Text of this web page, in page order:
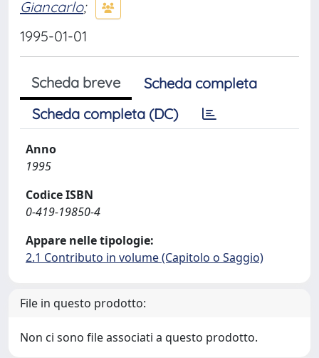
Giancarlo;
1995-01-01
Scheda breve
Scheda completa
Scheda completa (DC)
Anno
1995
Codice ISBN
0-419-19850-4
Appare nelle tipologie:
2.1 Contributo in volume (Capitolo o Saggio)
File in questo prodotto:
Non ci sono file associati a questo prodotto.